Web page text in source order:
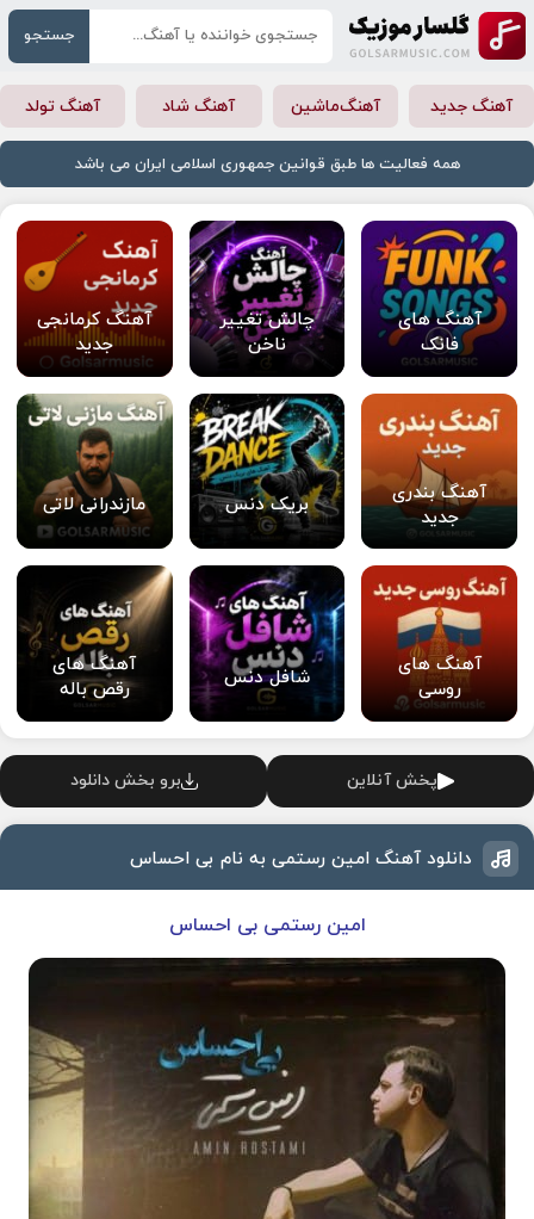
جستجو
آهنگ جدید آهنگ‌ماشین آهنگ شاد آهنگ تولد
همه فعالیت ها طبق قوانین جمهوری اسلامی ایران می باشد
آهنگ های
فانک
چالش تغییر
ناخن
آهنگ کرمانجی
جدید
آهنگ بندری
جدید
بریک دنس مازندرانی لاتی
آهنگ های
روسی
شافل دنس
آهنگ های
رقص باله
پخش آنلاین برو بخش دانلود
دانلود آهنگ امین رستمی به نام بی احساس
امین رستمی بی احساس